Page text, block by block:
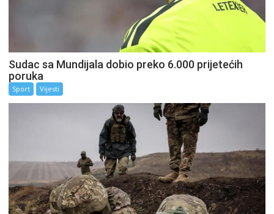
Sudac sa Mundijala dobio preko 6.000 prijetećih
poruka
Sport Vijesti